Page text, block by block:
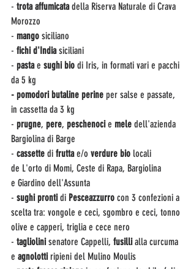
- trota affumicata della Riserva Naturale di Crava
Morozzo
- mango siciliano
- fichi d'India siciliani
- pasta e sughi bio di Iris, in formati vari e pacchi
da 5 kg
- pomodori butaline perine per salse e passate,
in cassetta da 3 kg
- prugne, pere, peschenoci e mele dell'azienda
Bargiolina di Barge
- cassette di frutta e/o verdure bio locali
de L'orto di Momi, Ceste di Rapa, Bargiolina
e Giardino dell'Assunta
- sughi pronti di Pesceazzurro con 3 confezioni a
scelta tra: vongole e ceci, sgombro e ceci, tonno
olive e capperi, triglia e cece nero
- tagliolini senatore Cappelli, fusilli alla curcuma
e agnolotti ripieni del Mulino Moulis